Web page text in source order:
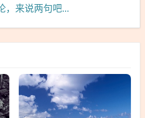
，来说两句吧...